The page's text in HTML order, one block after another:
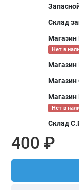
Склад
Нет в
Магазин
Нет в
Склад
400 ₽